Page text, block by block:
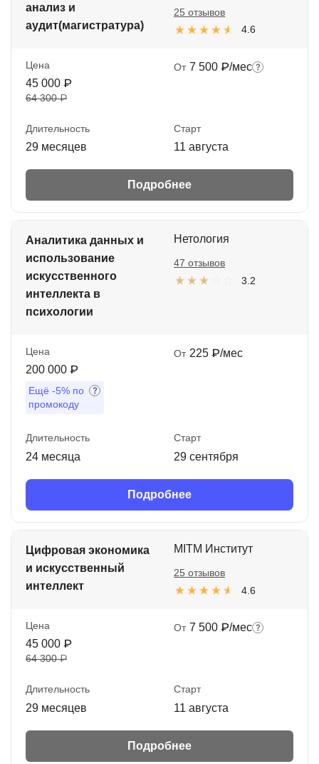
анализ и
аудит(магистратура)
4.6
25 отзывов
Цена
45 000 ₽
64 300 ₽
От 7 500 ₽/мес
Длительность
29 месяцев
Старт
11 августа
Подробнее
Аналитика данных и
использование
искусственного
интеллекта в
психологии
Нетология
3.2
47 отзывов
Цена
200 000 ₽
Ещё -5% по
промокоду
От 225 ₽/мес
Длительность
24 месяца
Старт
29 сентября
Подробнее
Цифровая экономика
и искусственный
интеллект
MITM Институт
4.6
25 отзывов
Цена
45 000 ₽
64 300 ₽
От 7 500 ₽/мес
Длительность
29 месяцев
Старт
11 августа
Подробнее